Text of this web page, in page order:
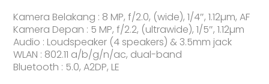
Kamera Belakang : 8 MP, f/2.0, (wide), 1/4″, 1.12µm, AF
Kamera Depan : 5 MP, f/2.2, (ultrawide), 1/5″, 1.12µm
Audio : Loudspeaker (4 speakers) & 3.5mm jack
WLAN : 802.11 a/b/g/n/ac, dual-band
Bluetooth : 5.0, A2DP, LE